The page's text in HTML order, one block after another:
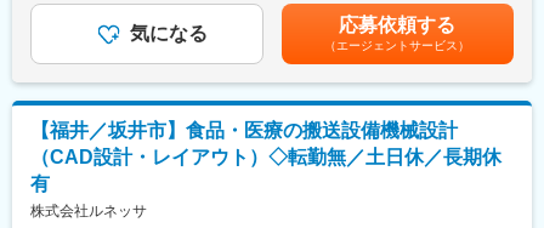
業務に活かせる経験を身に着けることが期待されます。
◆福井製造所に関して：
福井製造所は、約850名で構成されUACJの主力工場として、鋳塊
の製造から、熱間圧延、冷間圧延、仕上加工に至るまでトータル
に行っており、高品質なアルミニウム製品を送り出しています。
航空宇宙品質マネジメントシステムの国際統一規格認証AS9100を
から認定工場に指定されています。
・当社製品は完全オーダーメイド制となり、顧客のニーズに合わ
せて設計を行います。新製品は最初の開発から携わっていただく
為、仕様打ち合わせ～完成まで一貫してご担当いただくことが可
当たり2-3の案件に同時に取り組んでいただきます。
・製品はテニスコート半面～4面ほどのかなり大きな製品です。
・当社製品は食品、医薬、車、建築業界など、幅広い業界へ導入
■就業環境：
あり、選考を通じて上下する可能性があります。月給(月額)は固定
手当を含めた表記です。
気になる 応募依頼する
（エージェントサービス）
【福井／坂井市】食品・医療の搬送設備機械設計
（CAD設計・レイアウト）◇転勤無／土日休／長期休
有
株式会社ルネッサ